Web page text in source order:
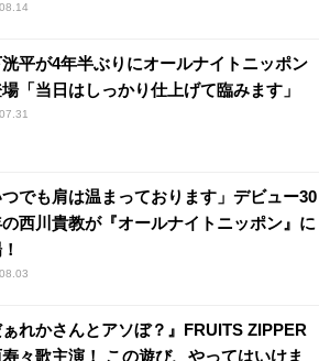
平が4年半ぶりにオールナイトニッポン
「当日はしっかり仕上げて臨みます」
つでも肩は温まっております」デビュー30
の西川貴教が『オールナイトニッポン』に
ぁれかさんとアソぼ？』FRUITS ZIPPER
々歌主演！ この遊び、やってはいけま